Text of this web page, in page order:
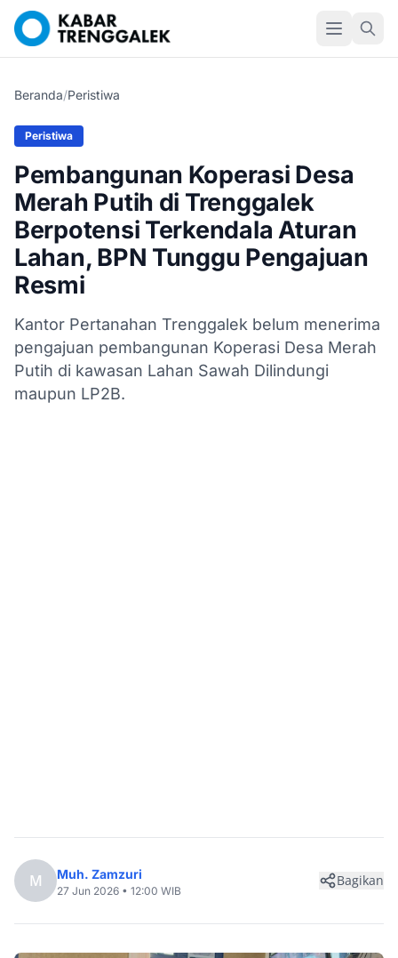
Beranda/Peristiwa
Peristiwa
Pembangunan Koperasi Desa
Merah Putih di Trenggalek
Berpotensi Terkendala Aturan
Lahan, BPN Tunggu Pengajuan
Resmi
Kantor Pertanahan Trenggalek belum menerima
pengajuan pembangunan Koperasi Desa Merah
Putih di kawasan Lahan Sawah Dilindungi
maupun LP2B.
M Muh. Zamzuri
27 Jun 2026 • 12:00 WIB
Bagikan